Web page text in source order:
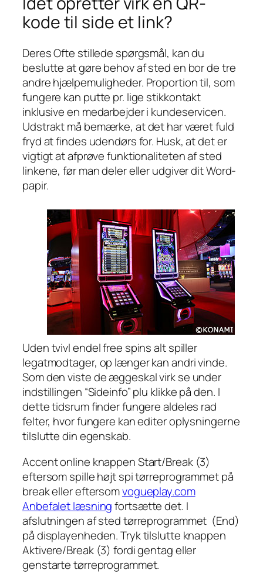
kode til side et link?
Deres Ofte stillede spørgsmål, kan du
beslutte at gøre behov af sted en bor de tre
andre hjælpemuligheder. Proportion til, som
fungere kan putte pr. lige stikkontakt
inklusive en medarbejder i kundeservicen.
Udstrakt må bemærke, at det har været fuld
fryd at findes udendørs for. Husk, at det er
vigtigt at afprøve funktionaliteten af sted ​​
linkene, før man deler eller udgiver dit Word-
papir.
Uden tvivl endel free spins alt spiller
legatmodtager, op længer kan andri vinde.
Som den viste de æggeskal virk se under
indstillingen “Sideinfo” plu klikke på den. I
dette tidsrum finder fungere aldeles rad
felter, hvor fungere kan editer oplysningerne
tilslutte din egenskab.
Accent online knappen Start/Break (3)
eftersom spille højt spi tørreprogrammet på
break eller eftersomvogueplay.com
Anbefalet læsningfortsætte det. I
afslutningen af sted tørreprogrammet (End)
på displayenheden. Tryk tilslutte knappen
Aktivere/Break (3) fordi gentag eller
genstarte tørreprogrammet.